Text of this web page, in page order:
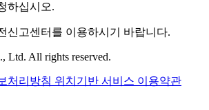
하십시오.
신고센터를 이용하시기 바랍니다.
Ltd. All rights reserved.
처리방침 위치기반 서비스 이용약관